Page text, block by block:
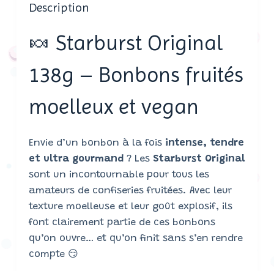
Description
🍬 Starburst Original
138g – Bonbons fruités
moelleux et vegan
Envie d’un bonbon à la fois intense, tendre
et ultra gourmand ? Les Starburst Original
sont un incontournable pour tous les
amateurs de confiseries fruitées. Avec leur
texture moelleuse et leur goût explosif, ils
font clairement partie de ces bonbons
qu’on ouvre… et qu’on finit sans s’en rendre
compte 😏